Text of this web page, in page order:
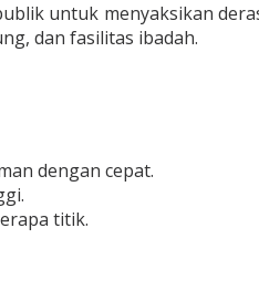
untuk menyaksikan
dan fasilitas ibadah.
dengan cepat.
titik.